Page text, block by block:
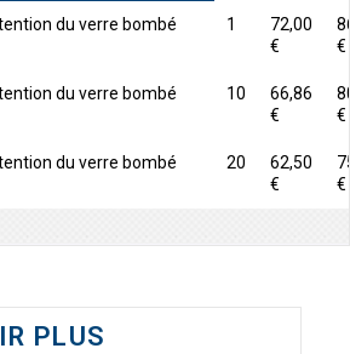
du verre bombé
1
72,00
€
€
du verre bombé
10
66,86
€
€
du verre bombé
20
62,50
€
€
PLUS